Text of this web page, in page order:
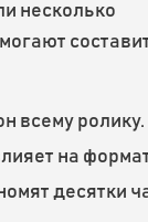
несколько
всему ролику.
на
десятки